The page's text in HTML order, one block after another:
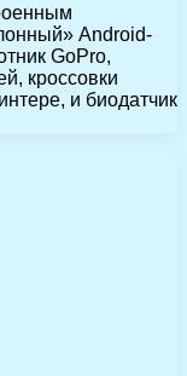
Android-
GoPro,
кроссовки
и биодатчик